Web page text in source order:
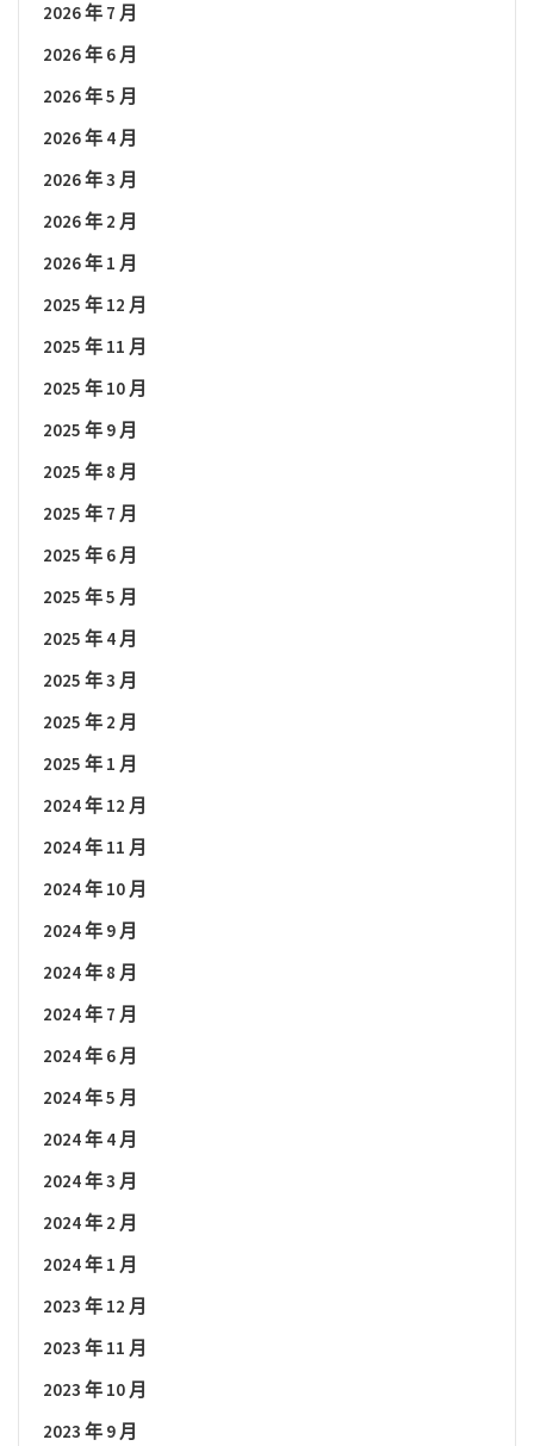
2026 年 7 月
2026 年 6 月
2026 年 5 月
2026 年 4 月
2026 年 3 月
2026 年 2 月
2026 年 1 月
2025 年 12 月
2025 年 11 月
2025 年 10 月
2025 年 9 月
2025 年 8 月
2025 年 7 月
2025 年 6 月
2025 年 5 月
2025 年 4 月
2025 年 3 月
2025 年 2 月
2025 年 1 月
2024 年 12 月
2024 年 11 月
2024 年 10 月
2024 年 9 月
2024 年 8 月
2024 年 7 月
2024 年 6 月
2024 年 5 月
2024 年 4 月
2024 年 3 月
2024 年 2 月
2024 年 1 月
2023 年 12 月
2023 年 11 月
2023 年 10 月
2023 年 9 月